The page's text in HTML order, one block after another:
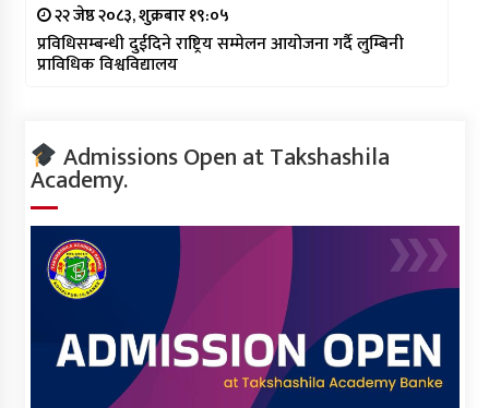
२२ जेष्ठ २०८३, शुक्रबार १९:०५
प्रविधिसम्बन्धी दुईदिने राष्ट्रिय सम्मेलन आयोजना गर्दै लुम्बिनी
प्राविधिक विश्वविद्यालय
Admissions Open at Takshashila
Academy.